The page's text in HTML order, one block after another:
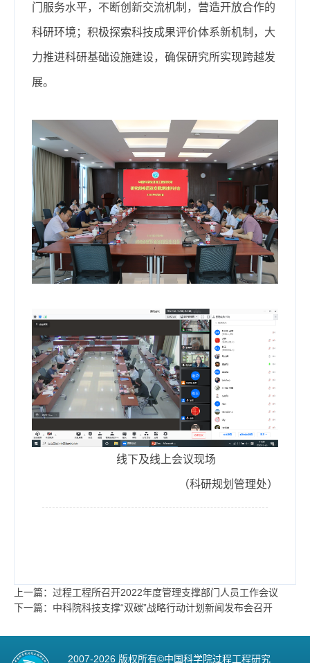
门服务水平，不断创新交流机制，营造开放合作的
科研环境；积极探索科技成果评价体系新机制，大
力推进科研基础设施建设，确保研究所实现跨越发
展。
线下及线上会议现场
（科研规划管理处）
上一篇：过程工程所召开2022年度管理支撑部门人员工作会议
下一篇：中科院科技支撑“双碳”战略行动计划新闻发布会召开
2007-2026 版权所有©中国科学院过程工程研究